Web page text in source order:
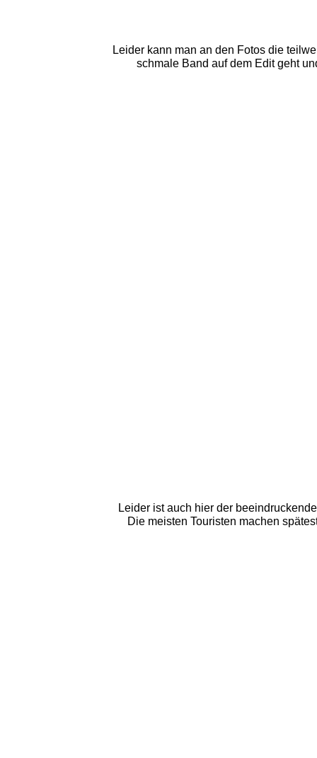
Leider kann man an den Fotos die
schmale Band auf dem Edit geht
Leider ist auch hier der
Die meisten Touristen machen